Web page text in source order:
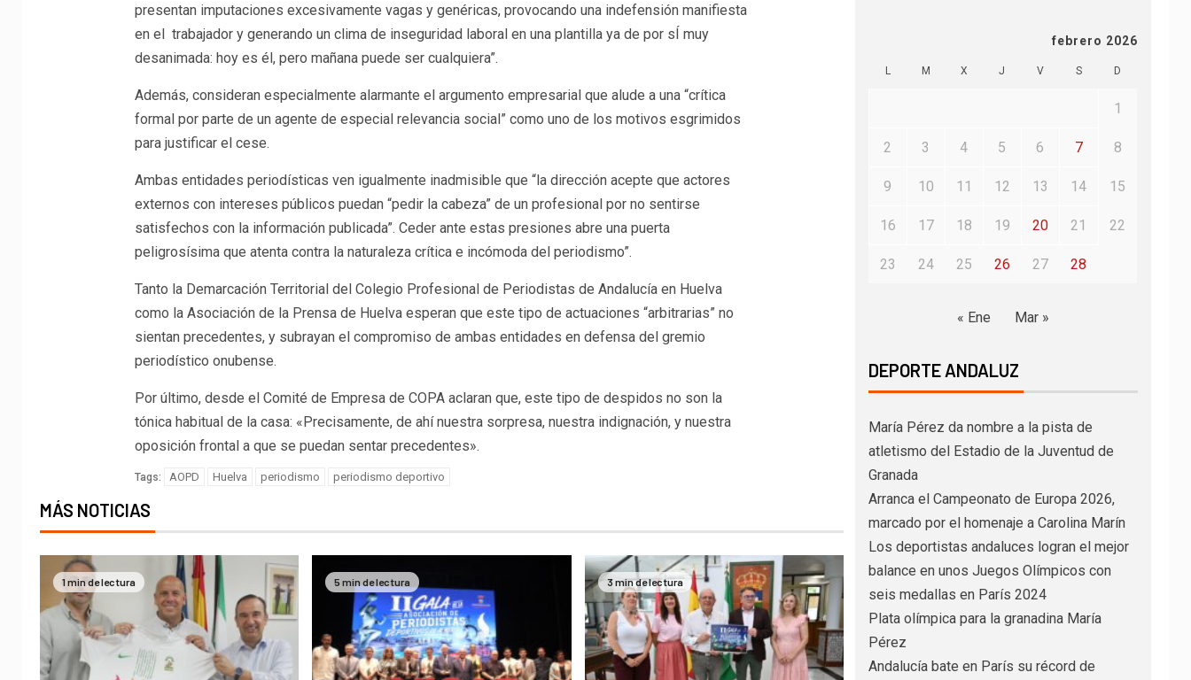
presentan imputaciones excesivamente vagas y genéricas, provocando una indefensión manifiesta
en el trabajador y generando un clima de inseguridad laboral en una plantilla ya de por sÍ muy
desanimada: hoy es él, pero mañana puede ser cualquiera”.
Además, consideran especialmente alarmante el argumento empresarial que alude a una “crítica
formal por parte de un agente de especial relevancia social” como uno de los motivos esgrimidos
para justificar el cese.
Ambas entidades periodísticas ven igualmente inadmisible que “la dirección acepte que actores
externos con intereses públicos puedan “pedir la cabeza” de un profesional por no sentirse
satisfechos con la información publicada”. Ceder ante estas presiones abre una puerta
peligrosísima que atenta contra la naturaleza crítica e incómoda del periodismo”.
Tanto la Demarcación Territorial del Colegio Profesional de Periodistas de Andalucía en Huelva
como la Asociación de la Prensa de Huelva esperan que este tipo de actuaciones “arbitrarias” no
sientan precedentes, y subrayan el compromiso de ambas entidades en defensa del gremio
periodístico onubense.
Por último, desde el Comité de Empresa de COPA aclaran que, este tipo de despidos no son la
tónica habitual de la casa: «Precisamente, de ahí nuestra sorpresa, nuestra indignación, y nuestra
oposición frontal a que se puedan sentar precedentes».
Tags: AOPD Huelva periodismo periodismo deportivo
MÁS NOTICIAS
1 min de lectura 5 min de lectura 3 min de lectura
febrero 2026
L M X J V S D
1
2 3 4 5 6 7 8
9 10 11 12 13 14 15
16 17 18 19 20 21 22
23 24 25 26 27 28
« Ene Mar »
DEPORTE ANDALUZ
María Pérez da nombre a la pista de
atletismo del Estadio de la Juventud de
Granada
Arranca el Campeonato de Europa 2026,
marcado por el homenaje a Carolina Marín
Los deportistas andaluces logran el mejor
balance en unos Juegos Olímpicos con
seis medallas en París 2024
Plata olímpica para la granadina María
Pérez
Andalucía bate en París su récord de